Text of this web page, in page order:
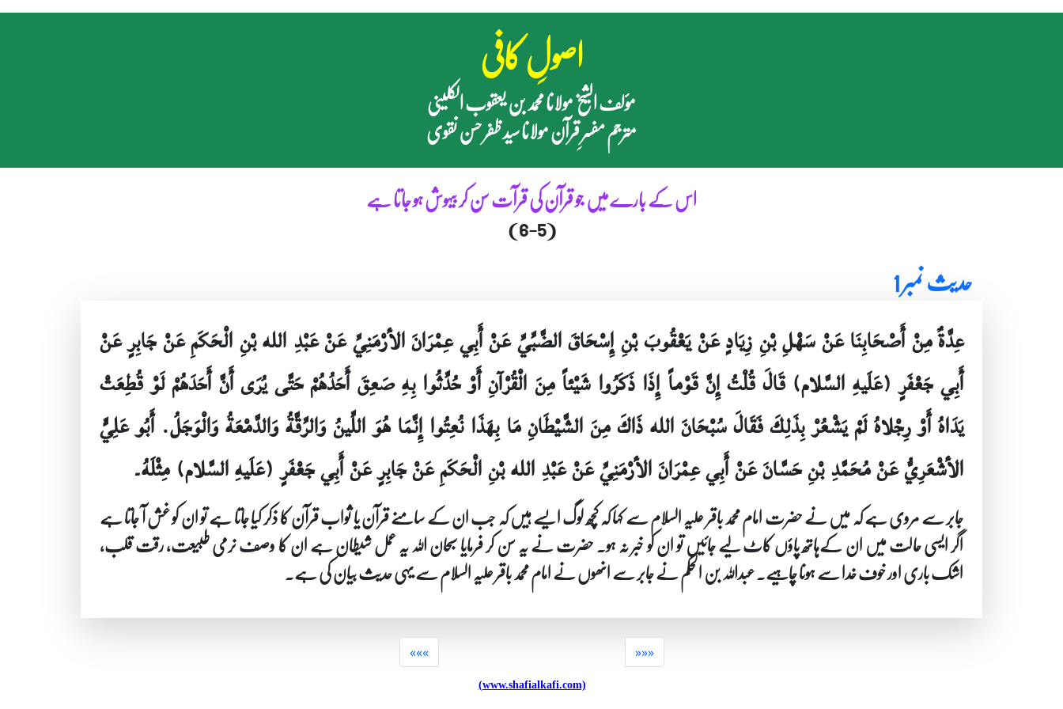
اصولِ کافی
مؤلف الشیخ مولانا محمد بن یعقوب الکلینی
مترجم مفسرِ قرآن مولانا سید ظفر حسن نقوی
اس کے بارے میں جو قرآن کی قرآت سن کر بیہوش ہو جاتا ہے
(6-5)
حدیث نمبر 1
عِدَّةٌ مِنْ أَصْحَابِنَا عَنْ سَهْلِ بْنِ زِيَادٍ عَنْ يَعْقُوبَ بْنِ إِسْحَاقَ الضَّبِّيِّ عَنْ أَبِي عِمْرَانَ الأرْمَنِيِّ عَنْ عَبْدِ الله بْنِ الْحَكَمِ عَنْ جَابِرٍ عَنْ
أَبِي جَعْفَرٍ (عَلَيهِ السَّلام) قَالَ قُلْتُ إِنَّ قَوْماً إِذَا ذَكَرُوا شَيْئاً مِنَ الْقُرْآنِ أَوْ حُدِّثُوا بِهِ صَعِقَ أَحَدُهُمْ حَتَّى يُرَى أَنَّ أَحَدَهُمْ لَوْ قُطِعَتْ
يَدَاهُ أَوْ رِجْلاهُ لَمْ يَشْعُرْ بِذَلِكَ فَقَالَ سُبْحَانَ الله ذَاكَ مِنَ الشَّيْطَانِ مَا بِهَذَا نُعِتُوا إِنَّمَا هُوَ اللِّينُ وَالرِّقَّةُ وَالدَّمْعَةُ وَالْوَجَلُ. أَبُو عَلِيٍّ
الأشْعَرِيُّ عَنْ مُحَمَّدِ بْنِ حَسَّانَ عَنْ أَبِي عِمْرَانَ الأرْمَنِيِّ عَنْ عَبْدِ الله بْنِ الْحَكَمِ عَنْ جَابِرٍ عَنْ أَبِي جَعْفَرٍ (عَلَيهِ السَّلام) مِثْلَهُ۔
جابر سے مروی ہے کہ میں نے حضرت امام محمد باقر علیہ السلام سے کہا کہ کچھ لوگ ایسے ہیں کہ جب ان کے سامنے قرآن یا ثواب قرآن کا ذکر کیا جاتا ہے تو ان کو غش آ جاتا ہے
اگر ایسی حالت میں ان کےہاتھ پاؤں کاٹ لیے جائیں تو ان کو خبر نہ ہو۔ حضرت نے یہ سن کر فرمایا سبحان اللہ یہ عمل شیطان ہے ان کا وصف نرمی طبیعت، رقت قلب،
اشک باری اور خوف خدا سے ہونا چاہیے۔ عبداللہ بن الحکم نے جابر سے انھوں نے امام محمد باقر علیہ السلام سے یہی حدیث بیان کی ہے۔
«««
(www.shafialkafi.com)
»»»